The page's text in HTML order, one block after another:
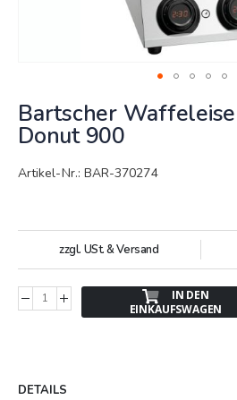
zum
Anfang
der
Bildergalerie
Bartscher
Donut 900
Artikel-Nr.: BAR-370274
zzgl. USt. & Versand
IN DEN
EINKAUFSWAGEN
DETAILS